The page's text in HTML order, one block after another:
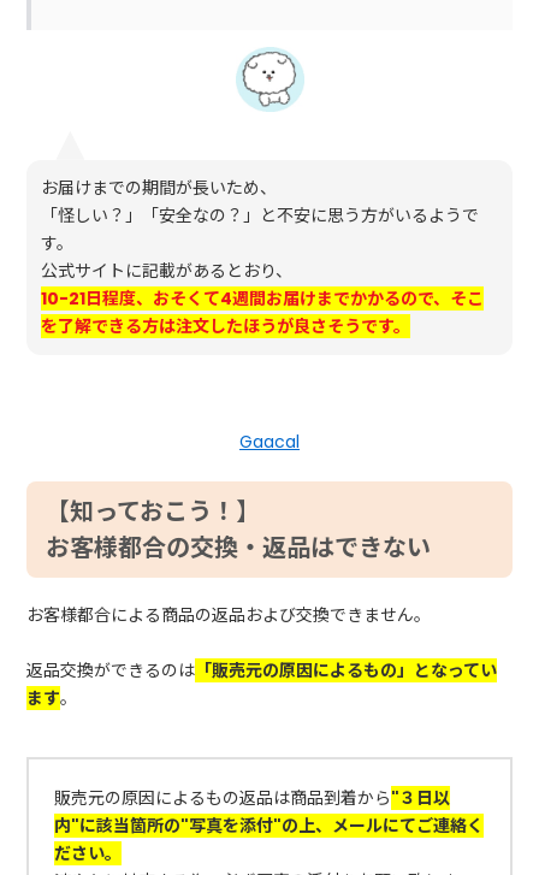
お届けまでの期間が長いため、
「怪しい？」「安全なの？」と不安に思う方がいるようで
す。
公式サイトに記載があるとおり、
10-21日程度、おそくて4週間お届けまでかかるので、そこ
を了解できる方は注文したほうが良さそうです。
Gaacal
【知っておこう！】
お客様都合の交換・返品はできない
お客様都合による商品の返品および交換できません。
返品交換ができるのは 「販売元の原因によるもの」となってい
ます。
販売元の原因によるもの返品は商品到着から"３日以
内"に該当箇所の"写真を添付"の上、メールにてご連絡く
ださい。